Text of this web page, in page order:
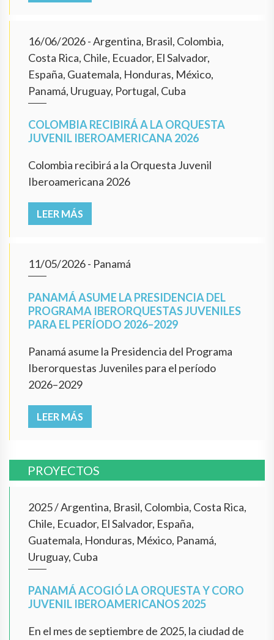
16/06/2026- Argentina, Brasil, Colombia,
Costa Rica, Chile, Ecuador, El Salvador,
España, Guatemala, Honduras, México,
Panamá, Uruguay, Portugal, Cuba
COLOMBIA RECIBIRÁ A LA ORQUESTA
JUVENIL IBEROAMERICANA 2026
Colombia recibirá a la Orquesta Juvenil
Iberoamericana 2026
LEER MÁS
11/05/2026- Panamá
PANAMÁ ASUME LA PRESIDENCIA DEL
PROGRAMA IBERORQUESTAS JUVENILES
PARA EL PERÍODO 2026–2029
Panamá asume la Presidencia del Programa
Iberorquestas Juveniles para el período
2026–2029
LEER MÁS
PROYECTOS
2025/Argentina, Brasil, Colombia, Costa Rica,
Chile, Ecuador, El Salvador, España,
Guatemala, Honduras, México, Panamá,
Uruguay, Cuba
PANAMÁ ACOGIÓ LA ORQUESTA Y CORO
JUVENIL IBEROAMERICANOS 2025
En el mes de septiembre de 2025, la ciudad de